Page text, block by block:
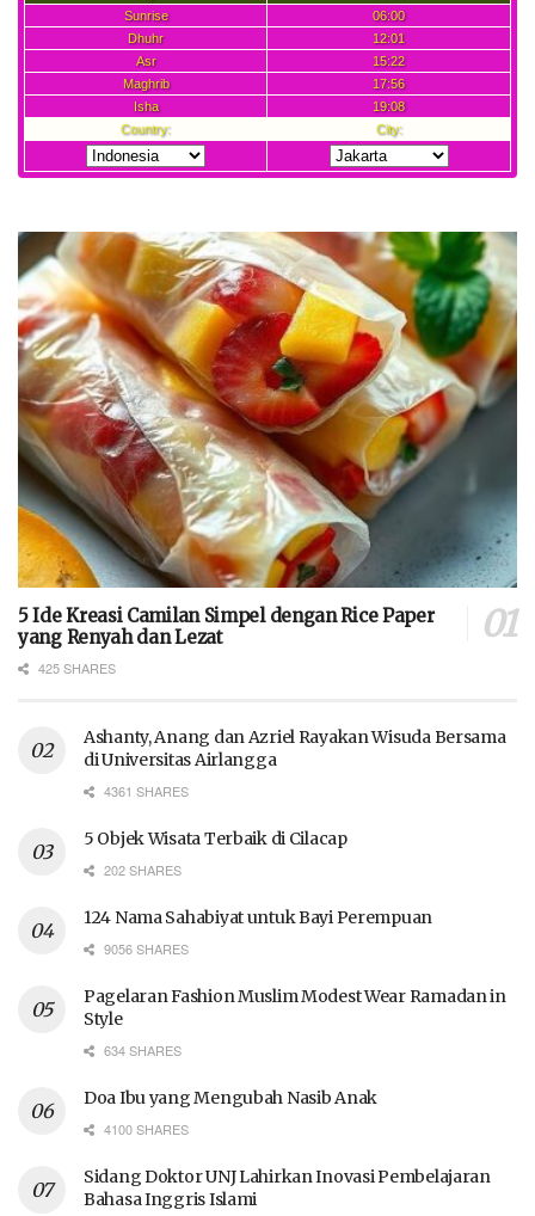
5 Ide Kreasi Camilan Simpel dengan Rice Paper
yang Renyah dan Lezat
425 SHARES
Ashanty, Anang dan Azriel Rayakan Wisuda Bersama
di Universitas Airlangga
4361 SHARES
5 Objek Wisata Terbaik di Cilacap
202 SHARES
124 Nama Sahabiyat untuk Bayi Perempuan
9056 SHARES
Pagelaran Fashion Muslim Modest Wear Ramadan in
Style
634 SHARES
Doa Ibu yang Mengubah Nasib Anak
4100 SHARES
Sidang Doktor UNJ Lahirkan Inovasi Pembelajaran
Bahasa Inggris Islami